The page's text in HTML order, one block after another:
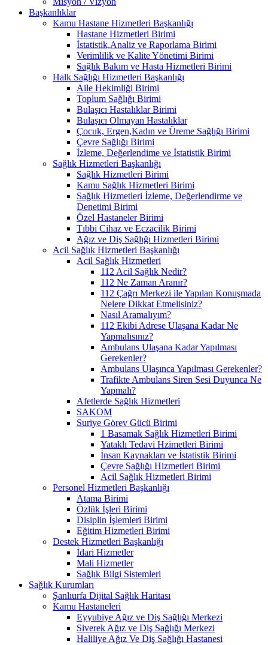
Başkanlıklar
Kamu Hastane Hizmetleri Başkanlığı
Hastane Hizmetleri Birimi
İstatistik,Analiz ve Raporlama Birimi
Verimlilik ve Kalite Yönetimi Birimi
Sağlık Bakım ve Hasta Hizmetleri Birimi
Halk Sağlığı Hizmetleri Başkanlığı
Aile Hekimliği Birimi
Toplum Sağlığı Birimi
Bulaşıcı Hastalıklar Birimi
Bulaşıcı Olmayan Hastalıklar
Çocuk, Ergen,Kadın ve Üreme Sağlığı Birimi
Çevre Sağlığı Birimi
İzleme, Değerlendime ve İstatistik Birimi
Sağlık Hizmetleri Başkanlığı
Sağlık Hizmetleri Birimi
Kamu Sağlık Hizmetleri Birimi
Sağlık Hizmetleri İzleme, Değerlendirme ve
Denetimi Birimi
Özel Hastaneler Birimi
Tıbbi Cihaz ve Eczacilik Birimi
Ağız ve Diş Sağlığı Hizmetleri Birimi
Acil Sağlık Hizmetleri Başkanlığı
Acil Sağlık Hizmetleri
112 Acil Sağlık Nedir?
112 Ne Zaman Aranır?
112 Çağrı Merkezi ile Yapılan Konuşmada
Nelere Dikkat Etmelisiniz?
Nasıl Aramalıyım?
112 Ekibi Adrese Ulaşana Kadar Ne
Yapmalısınız?
Ambulans Ulaşana Kadar Yapılması
Gerekenler?
Ambulans Ulaşınca Yapılması Gerekenler?
Trafikte Ambulans Siren Sesi Duyunca Ne
Yapmalı?
Afetlerde Sağlık Hizmetleri
SAKOM
Suriye Görev Gücü Birimi
1 Basamak Sağlık Hizmetleri Birimi
Yataklı Tedavi Hzimetleri Birimi
İnsan Kaynakları ve İstatistik Birimi
Çevre Sağlığı Hizmetleri Birimi
Acil Sağlık Hizmetleri Birimi
Personel Hizmetleri Başkanlığı
Atama Birimi
Özlük İşleri Birimi
Disiplin İşlemleri Birimi
Eğitim Hizmetleri Birimi
Destek Hizmetleri Başkanlığı
İdari Hizmetler
Mali Hizmetler
Sağlık Bilgi Sistemleri
Sağlık Kurumları
Şanlıurfa Dijital Sağlık Haritası
Kamu Hastaneleri
Eyyubiye Ağız ve Diş Sağlığı Merkezi
Siverek Ağız ve Diş Sağlığı Merkezi
Haliliye Ağız Ve Diş Sağlığı Hastanesi